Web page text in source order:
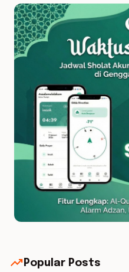
trending_up Popular Posts